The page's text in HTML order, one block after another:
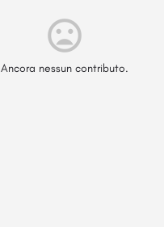
Ancora nessun contributo.